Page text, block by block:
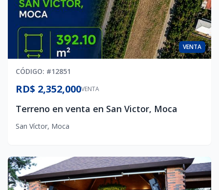
VENTA
CÓDIGO: #12851
VENTA
RD$ 2,352,000
Terreno en venta en San Victor, Moca
San Víctor, Moca